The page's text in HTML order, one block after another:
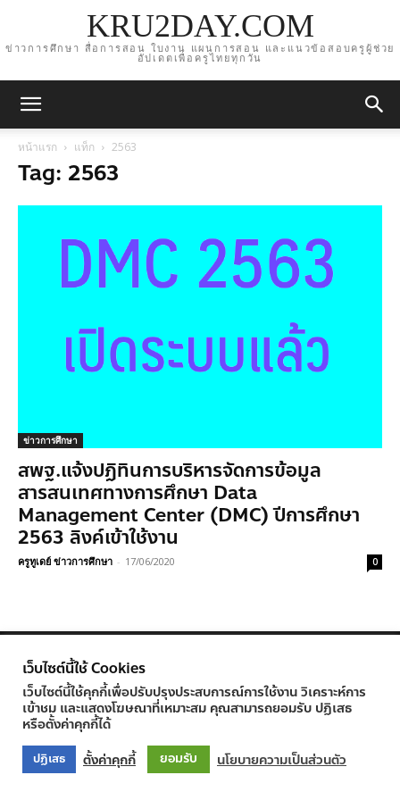
KRU2DAY.COM
ข่าวการศึกษา สื่อการสอน ใบงาน แผนการสอน และแนวข้อสอบครูผู้ช่วย
อัปเดตเพื่อครูไทยทุกวัน
หน้าแรก แท็ก 2563
Tag: 2563
ข่าวการศึกษา
สพฐ.แจ้งปฏิทินการบริหารจัดการข้อมูล
สารสนเทศทางการศึกษา Data
Management Center (DMC) ปีการศึกษา
2563 ลิงค์เข้าใช้งาน
ครูทูเดย์ ข่าวการศึกษา - 17/06/2020 0
เว็บไซต์นี้ใช้ Cookies
เว็บไซต์นี้ใช้คุกกี้เพื่อปรับปรุงประสบการณ์การใช้งาน วิเคราะห์การ
เข้าชม และแสดงโฆษณาที่เหมาะสม คุณสามารถยอมรับ ปฏิเสธ
หรือตั้งค่าคุกกี้ได้
ปฏิเสธ ตั้งค่าคุกกี้ ยอมรับ นโยบายความเป็นส่วนตัว